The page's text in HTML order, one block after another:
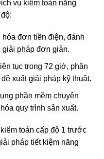
vụ kiểm toán năng
hóa đơn tiền điện, đánh
giải pháp đơn giản.
tục trong 72 giờ, phân
xuất giải pháp kỹ thuật.
phần mềm chuyên
quy trình sản xuất.
toán cấp độ 1 trước
pháp tiết kiệm năng